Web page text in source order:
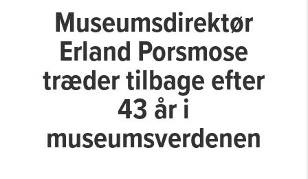
Museumsdirektør
Erland Porsmose
træder tilbage efter
43 år i
museumsverdenen